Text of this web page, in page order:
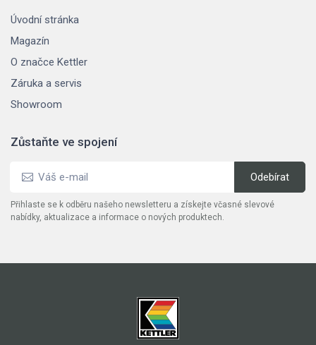
Úvodní stránka
Magazín
O značce Kettler
Záruka a servis
Showroom
Zůstaňte ve spojení
Přihlaste se k odběru našeho newsletteru a získejte včasné slevové
nabídky, aktualizace a informace o nových produktech.